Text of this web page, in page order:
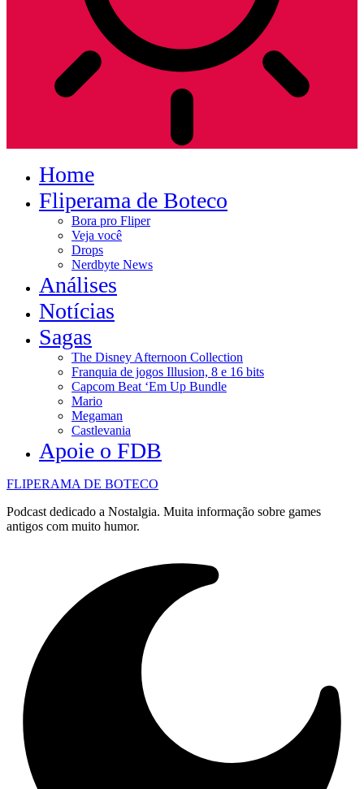
Home
Fliperama de Boteco
Bora pro Fliper
Veja você
Drops
Nerdbyte News
Análises
Notícias
Sagas
The Disney Afternoon Collection
Franquia de jogos Illusion, 8 e 16 bits
Capcom Beat ‘Em Up Bundle
Mario
Megaman
Castlevania
Apoie o FDB
FLIPERAMA DE BOTECO
Podcast dedicado a Nostalgia. Muita informação sobre games
antigos com muito humor.